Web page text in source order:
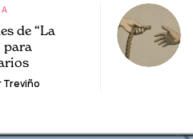
de “La
para
Treviño